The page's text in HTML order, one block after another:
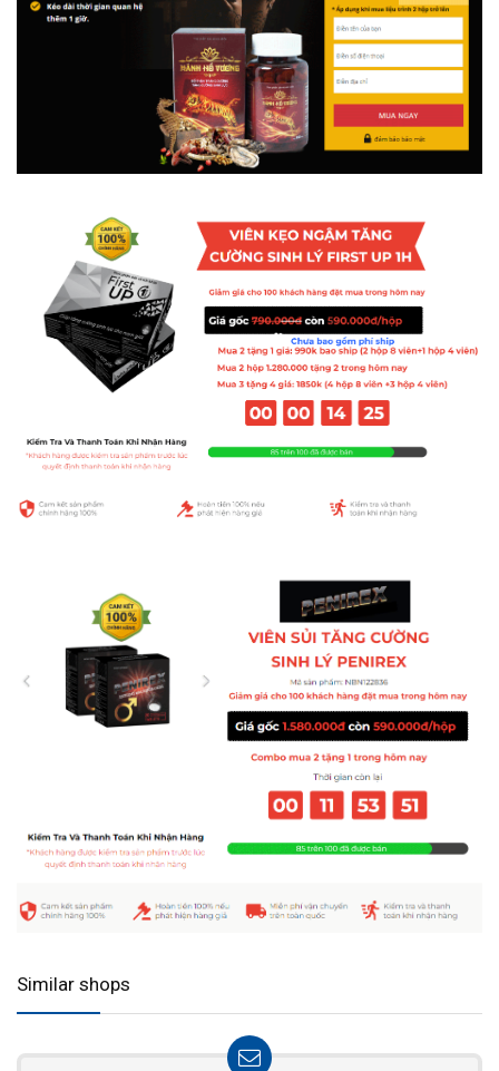
Similar shops